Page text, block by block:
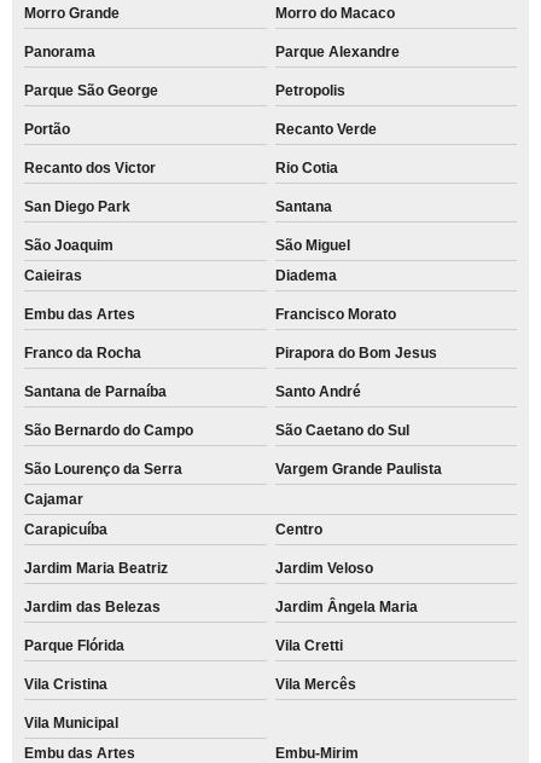
Morro Grande Morro do Macaco
Panorama Parque Alexandre
Parque São George Petropolis
Portão Recanto Verde
Recanto dos Victor Rio Cotia
San Diego Park Santana
São Joaquim
São Miguel
Caieiras
Diadema
Embu das Artes Francisco Morato
Franco da Rocha Pirapora do Bom Jesus
Santana de Parnaíba Santo André
São Bernardo do Campo São Caetano do Sul
São Lourenço da Serra
Vargem Grande Paulista
Cajamar
Carapicuíba
Centro
Jardim Maria Beatriz Jardim Veloso
Jardim das Belezas Jardim Ângela Maria
Parque Flórida Vila Cretti
Vila Cristina Vila Mercês
Vila Municipal
Embu das Artes
Embu-Mirim